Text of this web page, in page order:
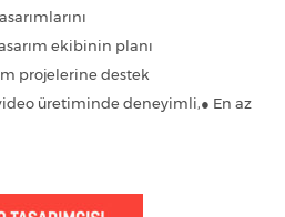
ekibinin planı
projelerine destek
üretiminde deneyimli,● En az